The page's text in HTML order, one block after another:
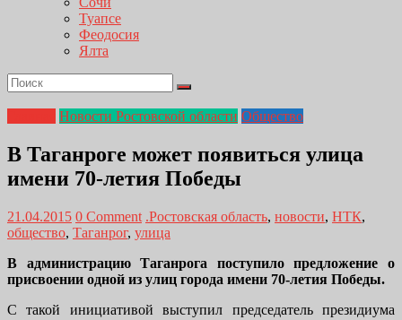
Туапсе
Феодосия
Ялта
Новости Ростовской области Общество
В Таганроге может появиться улица
имени 70-летия Победы
21.04.2015 0 Comment .Ростовская область, новости, НТК,
общество, Таганрог, улица
В администрацию Таганрога поступило предложение о
присвоении одной из улиц города имени 70-летия Победы.
С такой инициативой выступил председатель президиума